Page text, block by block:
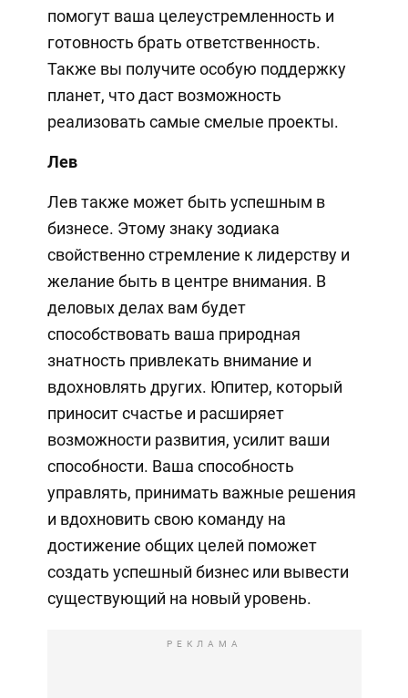
помогут ваша целеустремленность и
готовность брать ответственность.
Также вы получите особую поддержку
планет, что даст возможность
реализовать самые смелые проекты.
Лев
Лев также может быть успешным в
бизнесе. Этому знаку зодиака
свойственно стремление к лидерству и
желание быть в центре внимания. В
деловых делах вам будет
способствовать ваша природная
знатность привлекать внимание и
вдохновлять других. Юпитер, который
приносит счастье и расширяет
возможности развития, усилит ваши
способности. Ваша способность
управлять, принимать важные решения
и вдохновить свою команду на
достижение общих целей поможет
создать успешный бизнес или вывести
существующий на новый уровень.
РЕКЛАМА